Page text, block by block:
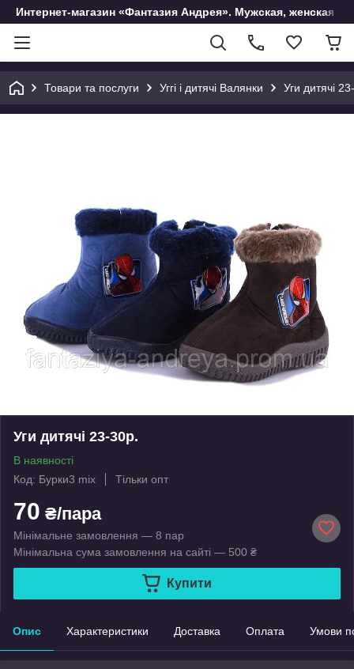
Интернет-магазин «Фантазия Андрея». Мужская, женская и
Товари та послуги Уггі і дитячі Валянки Уги дитячі
Уги дитячі 23-30р.
В наявності
Код: Бурки3 mix
Тільки опт
70 ₴/пара
Мінімальне замовлення — 8 пар
Мінімальна сума замовлення на сайті — 500 ₴
Купити
Опис Характеристики Доставка Оплата Умови